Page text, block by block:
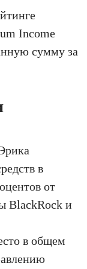
Income
сумму за
в
от
BlackRock и
в общем